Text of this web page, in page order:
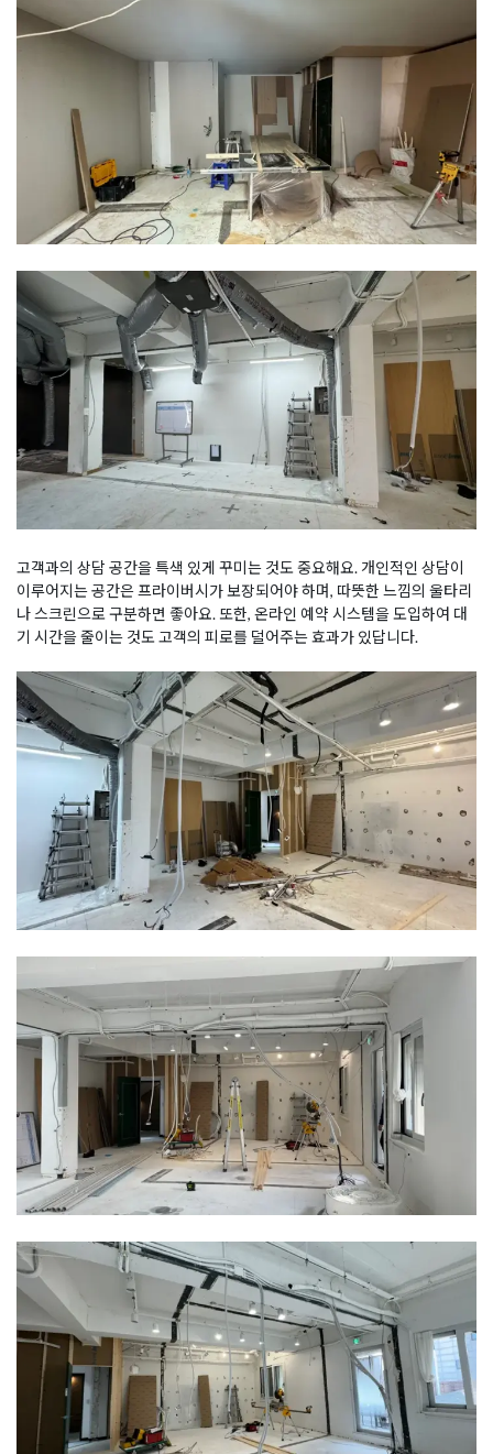
고객과의 상담 공간을 특색 있게 꾸미는 것도 중요해요. 개인적인 상담이
이루어지는 공간은 프라이버시가 보장되어야 하며, 따뜻한 느낌의 울타리
나 스크린으로 구분하면 좋아요. 또한, 온라인 예약 시스템을 도입하여 대
기 시간을 줄이는 것도 고객의 피로를 덜어주는 효과가 있답니다.